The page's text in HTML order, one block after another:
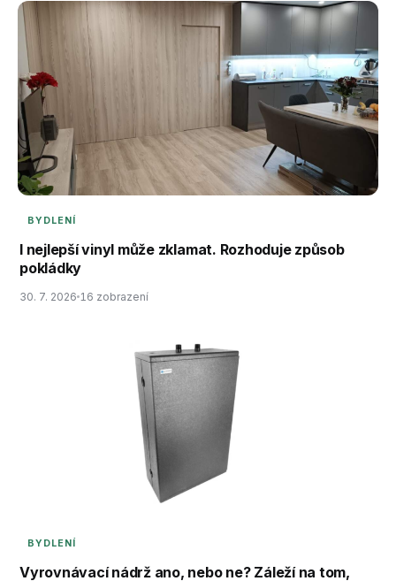
BYDLENÍ
I nejlepší vinyl může zklamat. Rozhoduje způsob
pokládky
30. 7. 2026 16 zobrazení
BYDLENÍ
Vyrovnávací nádrž ano, nebo ne? Záleží na tom,